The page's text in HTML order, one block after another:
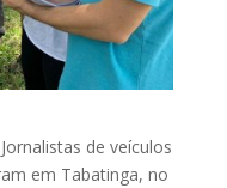
de veículos
em Tabatinga, no